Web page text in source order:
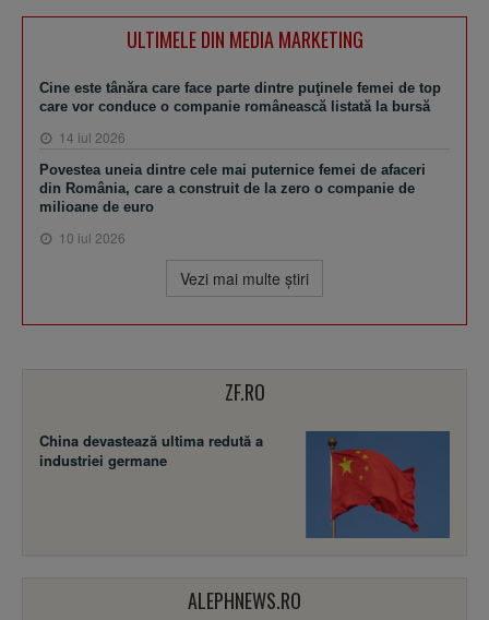
ULTIMELE DIN MEDIA MARKETING
Cine este tânăra care face parte dintre puţinele femei de top
care vor conduce o companie românească listată la bursă
14 iul 2026
Povestea uneia dintre cele mai puternice femei de afaceri
din România, care a construit de la zero o companie de
milioane de euro
10 iul 2026
Vezi mai multe ştiri
ZF.RO
China devastează ultima redută a
industriei germane
ALEPHNEWS.RO